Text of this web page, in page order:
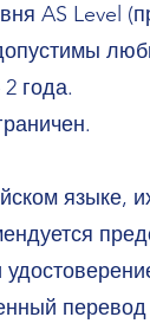
AS Level
года.
языке,